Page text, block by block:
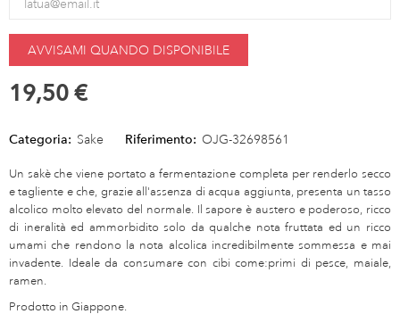
AVVISAMI QUANDO DISPONIBILE
19,50 €
Categoria: Sake Riferimento: OJG-32698561
Un sakè che viene portato a fermentazione completa per renderlo secco
e tagliente e che, grazie all'assenza di acqua aggiunta, presenta un tasso
alcolico molto elevato del normale. Il sapore è austero e poderoso, ricco
di ineralità ed ammorbidito solo da qualche nota fruttata ed un ricco
umami che rendono la nota alcolica incredibilmente sommessa e mai
invadente. Ideale da consumare con cibi come:primi di pesce, maiale,
ramen.
Prodotto in Giappone.